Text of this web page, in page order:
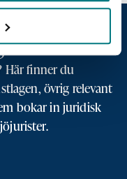
övrig
Här finner du
övrig relevant
bokar in juridisk